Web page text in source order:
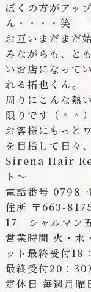
ぼくの方がアッ
ん・・・・笑
お互いまだまだ
みながらも、と
いお店になって
れる拓也くん。
周りにこんな熱
限りです（＾＾
お客様にもっと
を目指して日々
Sirena Hair
ト〜
電話番号 0798-
住所 〒663-
17 シャルマン
営業時間 火・水
ット最終受付18
最終受付20：30）
定休日 毎週月曜